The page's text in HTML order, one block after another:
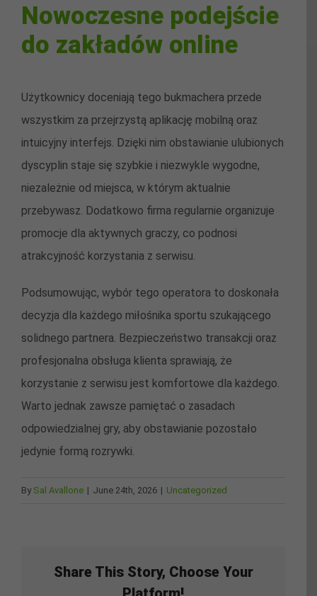
Nowoczesne podejście
do zakładów online
Użytkownicy doceniają tego bukmachera przede
wszystkim za przejrzystą aplikację mobilną oraz
intuicyjny interfejs. Dzięki nim obstawianie ulubionych
dyscyplin staje się szybkie i niezwykle wygodne,
niezależnie od miejsca, w którym aktualnie
przebywasz. Dodatkowo firma regularnie organizuje
promocje dla aktywnych graczy, co podnosi
atrakcyjność korzystania z serwisu.
Podsumowując, wybór tego operatora to doskonała
decyzja dla każdego miłośnika sportu szukającego
solidnego partnera. Bezpieczeństwo transakcji oraz
profesjonalna obsługa klienta sprawiają, że
korzystanie z serwisu jest komfortowe dla każdego.
Warto jednak zawsze pamiętać o zasadach
odpowiedzialnej gry, aby obstawianie pozostało
jedynie formą rozrywki.
By Sal Avallone | June 24th, 2026 | Uncategorized
Share This Story, Choose Your